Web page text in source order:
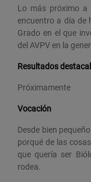
Lo más próximo a
encuentro a día de
Grado en el que
del AVPV en la
Resultados
Próximamente
Vocación
Desde bien
porqué de las
que quería ser
rodea.